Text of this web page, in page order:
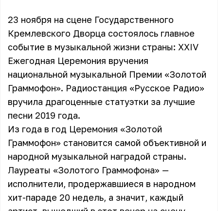
23 ноября на сцене Государственного
Кремлевского Дворца состоялось главное
событие в музыкальной жизни страны: XXIV
Ежегодная Церемония вручения
национальной музыкальной Премии «Золотой
Граммофон». Радиостанция «Русское Радио»
вручила драгоценные статуэтки за лучшие
песни 2019 года.
Из года в год Церемония «Золотой
Граммофон» становится самой объективной и
народной музыкальной наградой страны.
Лауреаты «Золотого Граммофона» —
исполнители, продержавшиеся в народном
хит-параде 20 недель, а значит, каждый